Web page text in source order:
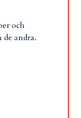
och
andra.